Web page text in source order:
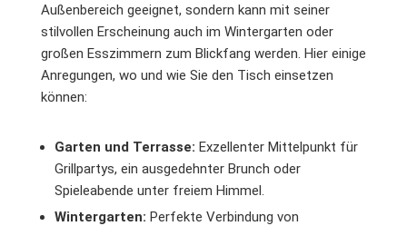
Außenbereich geeignet, sondern kann mit seiner
stilvollen Erscheinung auch im Wintergarten oder
großen Esszimmern zum Blickfang werden. Hier einige
Anregungen, wo und wie Sie den Tisch einsetzen
können:
Garten und Terrasse: Exzellenter Mittelpunkt für
Grillpartys, ein ausgedehnter Brunch oder
Spieleabende unter freiem Himmel.
Wintergarten: Perfekte Verbindung von